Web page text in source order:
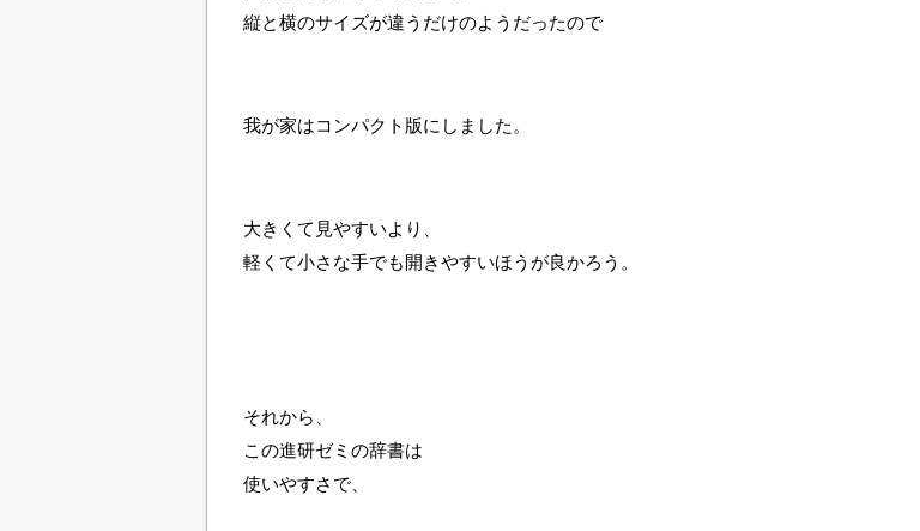
縦と横のサイズが違うだけのようだったので
我が家はコンパクト版にしました。
大きくて見やすいより、
軽くて小さな手でも開きやすいほうが良かろう。
それから、
この進研ゼミの辞書は
使いやすさで、